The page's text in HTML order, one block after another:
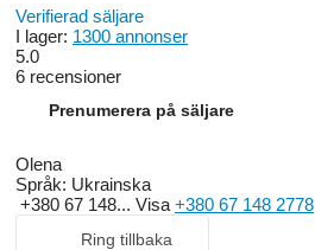
Verifierad säljare
I lager: 1300 annonser
5.0
6 recensioner
Prenumerera på säljare
Olena
Språk: Ukrainska
+380 67 148... Visa +380 67 148 2778
Ring tillbaka